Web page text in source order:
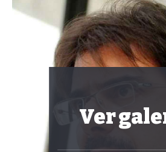
Ver